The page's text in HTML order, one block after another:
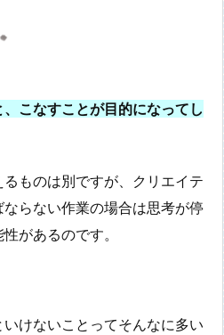
こなすことが目的になってし
ものは別ですが、クリエイテ
らない作業の場合は思考が停
があるのです。
けないことってそんなに多い